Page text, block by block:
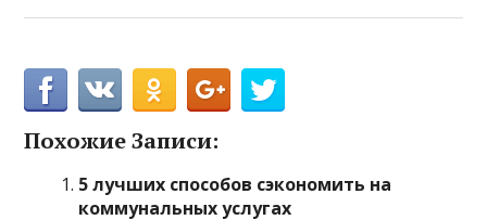
Похожие Записи:
5 лучших способов сэкономить на
коммунальных услугах